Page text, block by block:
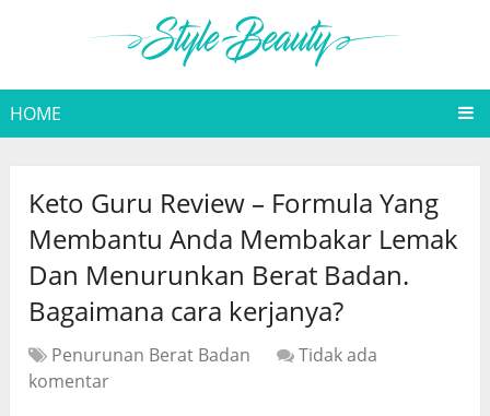
HOME
Keto Guru Review – Formula Yang
Membantu Anda Membakar Lemak
Dan Menurunkan Berat Badan.
Bagaimana cara kerjanya?
Penurunan Berat Badan
Tidak ada
komentar